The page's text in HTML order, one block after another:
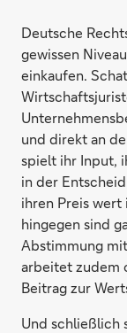
Deutsche
gewissen
einkaufen.
und direkt an
spielt ihr Input,
in der
ihren Preis
hingegen sind
Abstimmung
arbeitet zudem
Beitrag zur
Und schließlich